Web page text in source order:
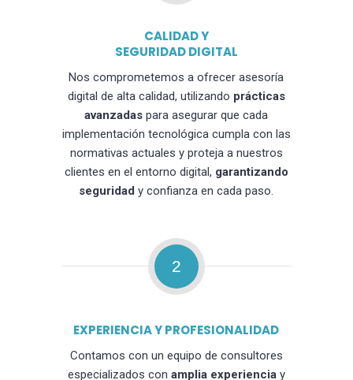
CALIDAD Y
SEGURIDAD DIGITAL
Nos comprometemos a ofrecer asesoría
digital de alta calidad, utilizando prácticas
avanzadas para asegurar que cada
implementación tecnológica cumpla con las
normativas actuales y proteja a nuestros
clientes en el entorno digital, garantizando
seguridad y confianza en cada paso.
2
EXPERIENCIA Y PROFESIONALIDAD
Contamos con un equipo de consultores
especializados con amplia experienciay